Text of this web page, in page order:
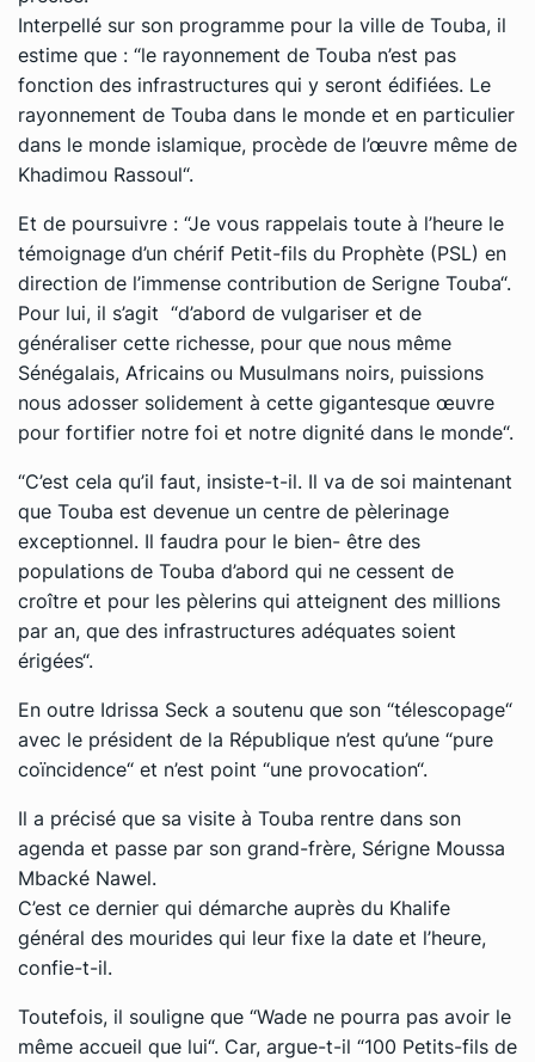
Interpellé sur son programme pour la ville de Touba, il
estime que : “le rayonnement de Touba n’est pas
fonction des infrastructures qui y seront édifiées. Le
rayonnement de Touba dans le monde et en particulier
dans le monde islamique, procède de l’œuvre même de
Khadimou Rassoul“.
Et de poursuivre : “Je vous rappelais toute à l’heure le
témoignage d’un chérif Petit-fils du Prophète (PSL) en
direction de l’immense contribution de Serigne Touba“.
Pour lui, il s’agit “d’abord de vulgariser et de
généraliser cette richesse, pour que nous même
Sénégalais, Africains ou Musulmans noirs, puissions
nous adosser solidement à cette gigantesque œuvre
pour fortifier notre foi et notre dignité dans le monde“.
“C’est cela qu’il faut, insiste-t-il. Il va de soi maintenant
que Touba est devenue un centre de pèlerinage
exceptionnel. Il faudra pour le bien- être des
populations de Touba d’abord qui ne cessent de
croître et pour les pèlerins qui atteignent des millions
par an, que des infrastructures adéquates soient
érigées“.
En outre Idrissa Seck a soutenu que son “télescopage“
avec le président de la République n’est qu’une “pure
coïncidence“ et n’est point “une provocation“.
Il a précisé que sa visite à Touba rentre dans son
agenda et passe par son grand-frère, Sérigne Moussa
Mbacké Nawel.
C’est ce dernier qui démarche auprès du Khalife
général des mourides qui leur fixe la date et l’heure,
confie-t-il.
Toutefois, il souligne que “Wade ne pourra pas avoir le
même accueil que lui“. Car, argue-t-il “100 Petits-fils de